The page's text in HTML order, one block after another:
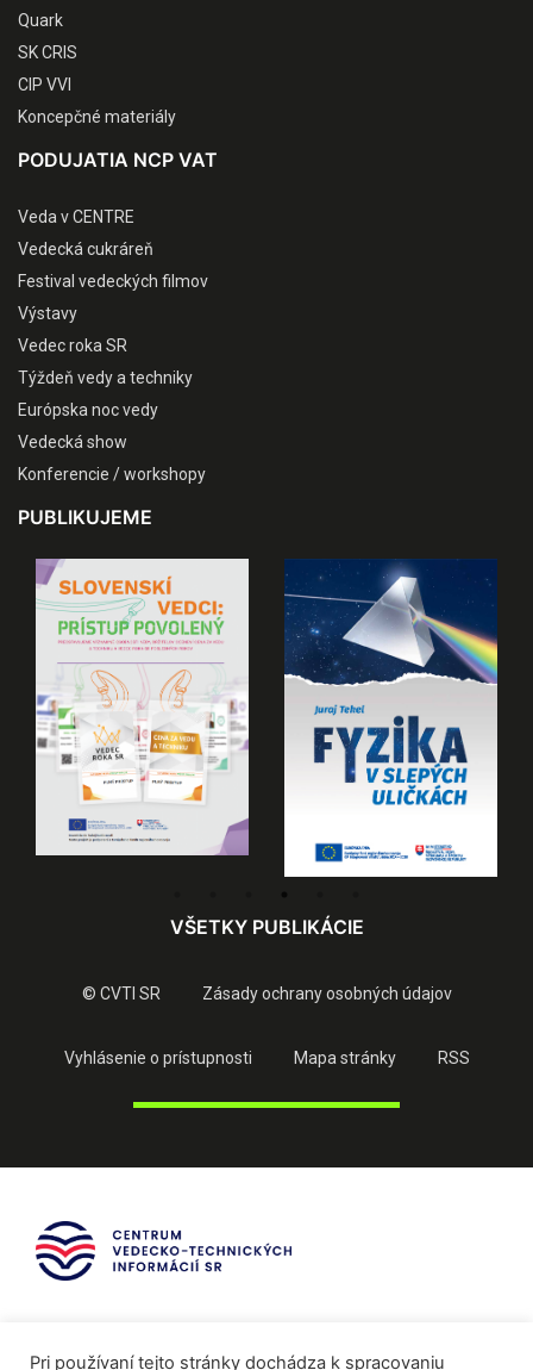
Quark
SK CRIS
CIP VVI
Koncepčné materiály
PODUJATIA NCP VAT
Veda v CENTRE
Vedecká cukráreň
Festival vedeckých filmov
Výstavy
Vedec roka SR
Týždeň vedy a techniky
Európska noc vedy
Vedecká show
Konferencie / workshopy
PUBLIKUJEME
VŠETKY PUBLIKÁCIE
© CVTI SR Zásady ochrany osobných údajov
Vyhlásenie o prístupnosti Mapa stránky RSS
Pri používaní tejto stránky dochádza k spracovaniu